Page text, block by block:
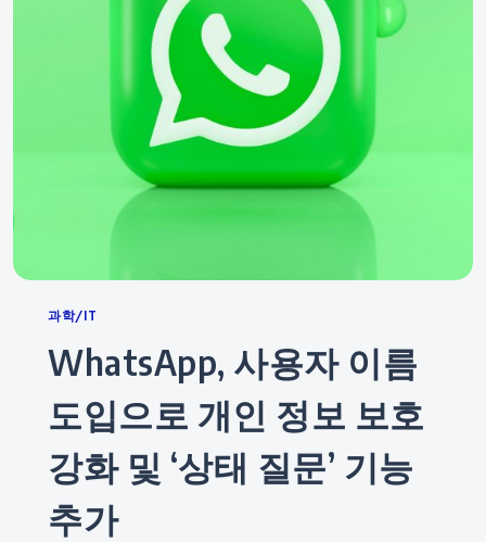
Categories
과학/IT
WhatsApp, 사용자 이름
도입으로 개인 정보 보호
강화 및 ‘상태 질문’ 기능
추가